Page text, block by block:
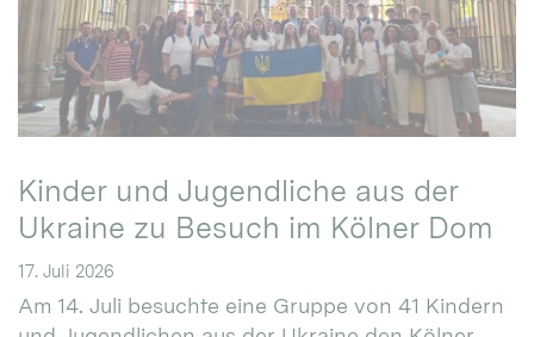
Kinder und Jugendliche aus der
Ukraine zu Besuch im Kölner Dom
17. Juli 2026
Am 14. Juli besuchte eine Gruppe von 41 Kindern